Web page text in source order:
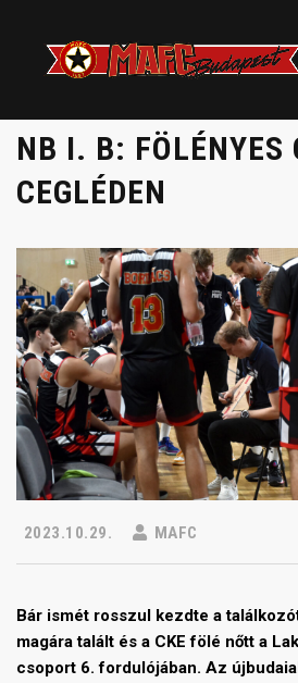
NB I. B: FÖLÉNYES
CEGLÉDEN
2023.10.29. MAFC
Bár ismét rosszul kezdte a
magára talált és a CKE fölé nőtt a
csoport 6. fordulójában. Az